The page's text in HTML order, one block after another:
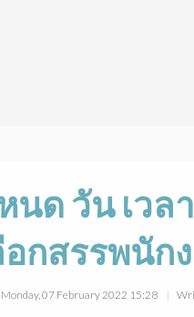
นด วัน เว
กสรรพนัก
Monday, 07 February 2022 15:28